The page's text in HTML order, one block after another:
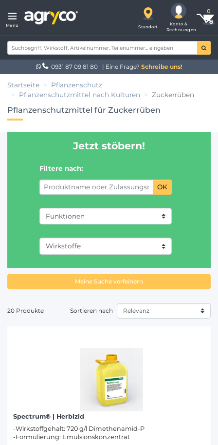
Menü Standort
Konto &
Rechnungen
0931 87 09 81 80 | Eine Frage? Schreibe uns!
Startseite
Pflanzenschutz
Pflanzenschutzmittel nach Kulturen
Zuckerrüben
Pflanzenschutzmittel für Zuckerrüben
Jetzt stöbern!
Filtere nach:
OK
Meine Suche verfeinern
20 Produkte Sortieren nach
Spectrum® | Herbizid
-Wirkstoffgehalt: 720 g/l Dimethenamid-P
-Formulierung: Emulsionskonzentrat